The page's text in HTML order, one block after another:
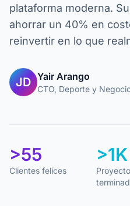
plataforma moderna.
ahorrar un 40% en
reinvertir en lo que
JD Yair Arango
CTO, Deporte y
>55
Clientes felices
>1K